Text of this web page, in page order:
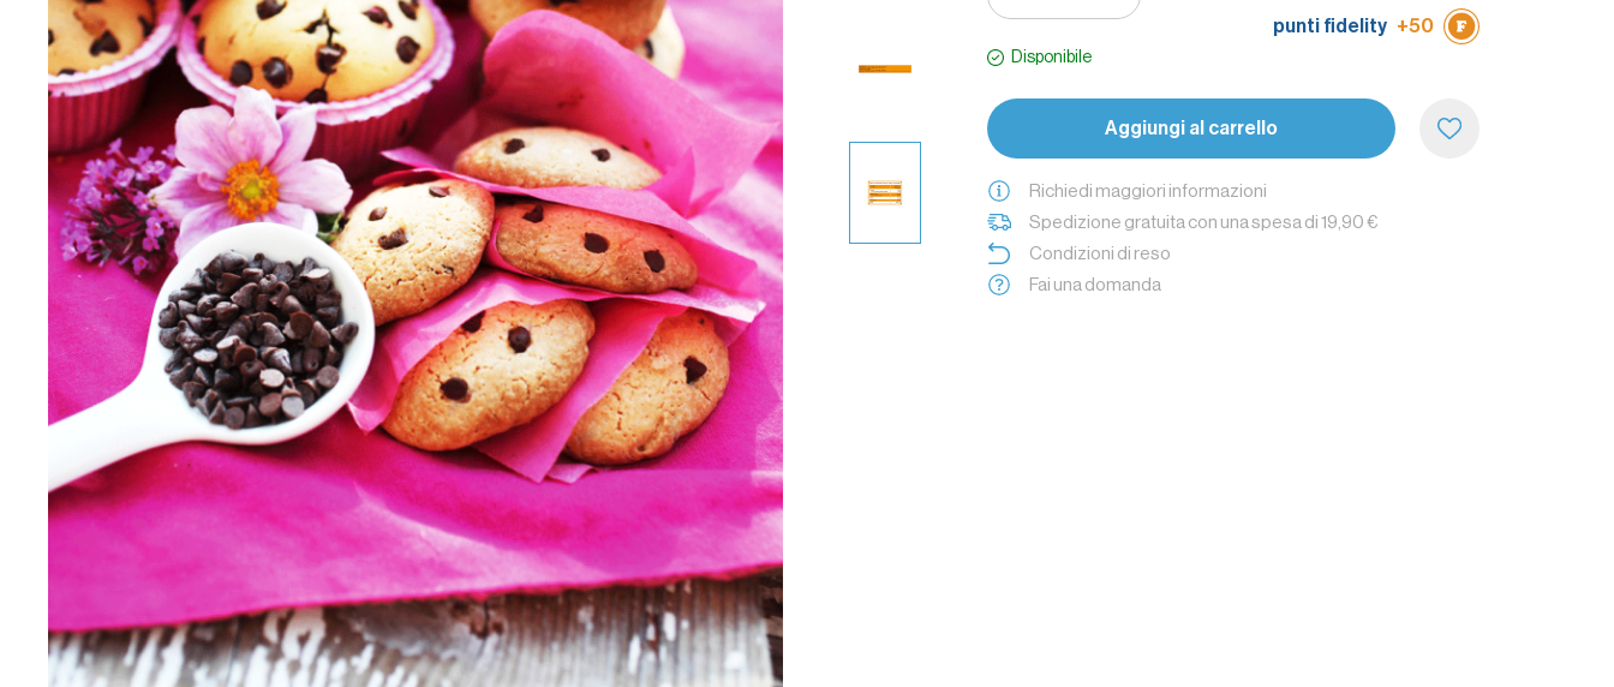
qualità, conserva a lungo tutta la freschezza del prodotto ed è
comoda per una dolce tentazione sempre a portata di mano!
punti fidelity +50
Disponibile
Aggiungi al carrello
Richiedi maggiori informazioni
Spedizione gratuita con una spesa di 19,90 €
Condizioni di reso
Fai una domanda